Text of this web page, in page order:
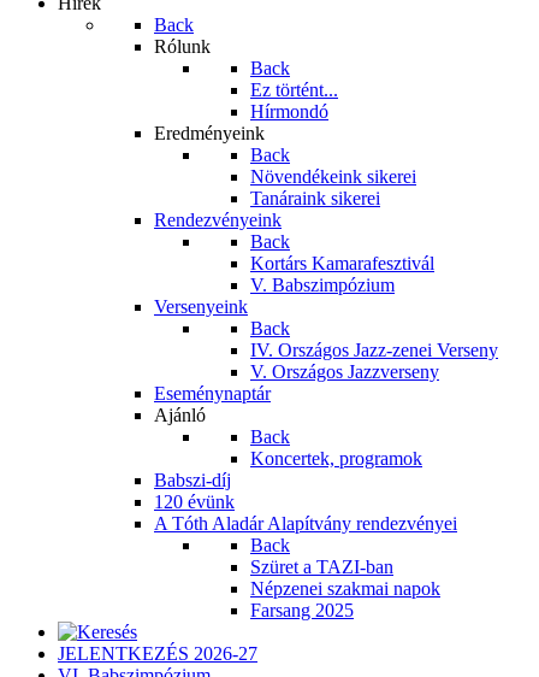
Back
Rólunk
Back
Ez történt...
Hírmondó
Eredményeink
Back
Növendékeink sikerei
Tanáraink sikerei
Rendezvényeink
Back
Kortárs Kamarafesztivál
V. Babszimpózium
Versenyeink
Back
IV. Országos Jazz-zenei Verseny
V. Országos Jazzverseny
Eseménynaptár
Ajánló
Back
Koncertek, programok
Babszi-díj
120 évünk
A Tóth Aladár Alapítvány rendezvényei
Back
Szüret a TAZI-ban
Népzenei szakmai napok
Farsang 2025
JELENTKEZÉS 2026-27